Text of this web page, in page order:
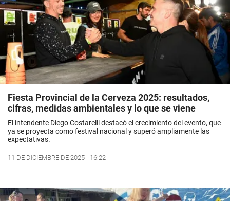
Fiesta Provincial de la Cerveza 2025: resultados,
cifras, medidas ambientales y lo que se viene
El intendente Diego Costarelli destacó el crecimiento del evento, que
ya se proyecta como festival nacional y superó ampliamente las
expectativas.
11 DE DICIEMBRE DE 2025 - 16:22